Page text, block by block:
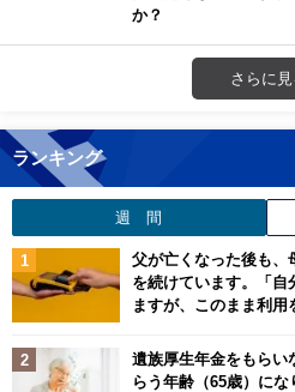
か？
さらに見
ランキング
週 間
父が亡くなった後も、
を続けています。「自
ますが、このまま利用
遺族厚生年金をもらい
らう年齢（65歳）に